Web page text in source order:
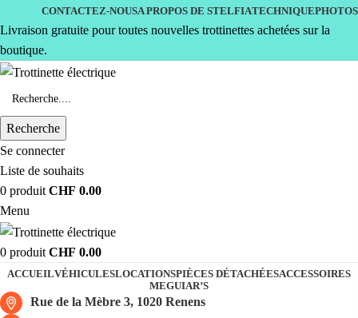
CONTACTEZ-NOUSA PROPOS DE STELFIATECHNIQUEPHOTOS
Livraison gratuite pour toutes nouvelles trottinettes achetées sur la
boutique.
Recherche
Se connecter
Liste de souhaits
0 produit CHF 0.00
Menu
0 produit CHF 0.00
ACCUEILVÉHICULESLOCATIONSPIÈCES DÉTACHÉESACCESSOIRES
MEGUIAR’S
Rue de la Mèbre 3, 1020 Renens